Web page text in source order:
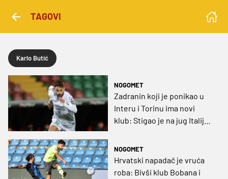
TAGOVI
Karlo Butić
NOGOMET
Zadranin koji je ponikao u
Interu i Torinu ima novi
klub: Stigao je na jug Italije
brončana Vatrena
NOGOMET
Hrvatski napadač je vruća
roba: Bivši klub Bobana i